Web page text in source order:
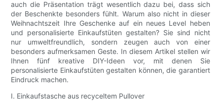
auch die Präsentation trägt wesentlich dazu bei, dass sich
der Beschenkte besonders fühlt. Warum also nicht in dieser
Weihnachtszeit Ihre Geschenke auf ein neues Level heben
und personalisierte Einkaufstüten gestalten? Sie sind nicht
nur umweltfreundlich, sondern zeugen auch von einer
besonders aufmerksamen Geste. In diesem Artikel stellen wir
Ihnen fünf kreative DIY-Ideen vor, mit denen Sie
personalisierte Einkaufstüten gestalten können, die garantiert
Eindruck machen.
I. Einkaufstasche aus recyceltem Pullover